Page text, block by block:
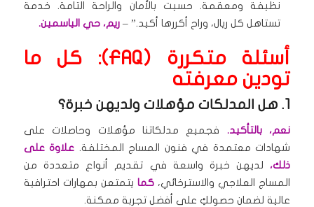
نظيفة ومعقمة. حسيت بالأمان والراحة التامة. خدمة
تستاهل كل ريال، وراح أكررها أكيد.” – ريم، حي الياسمين.
أسئلة متكررة (FAQ): كل ما
تودين معرفته
1. هل المدلكات مؤهلات ولديهن خبرة؟
نعم، بالتأكيد. فجميع مدلكاتنا مؤهلات وحاصلات على
شهادات معتمدة في فنون المساج المختلفة. علاوة على
ذلك، لديهن خبرة واسعة في تقديم أنواع متعددة من
المساج العلاجي والاسترخائي، كمايتمتعن بمهارات احترافية
عالية لضمان حصولكِ على أفضل تجربة ممكنة.